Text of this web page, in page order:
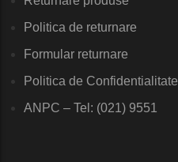
Politica de returnare
Formular returnare
Politica de Confidentialitate
ANPC – Tel: (021) 9551